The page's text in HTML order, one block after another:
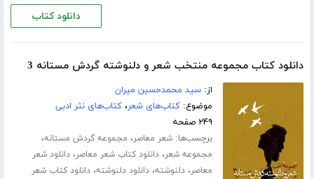
دانلود کتاب
دانلود کتاب مجموعه منتخب شعر و دلنوشته گردش مستانه 3
از:سید محمدحسین میران
موضوع:کتاب‌های شعر،کتاب‌های نثر ادبی
۲۴۹ صفحه
برچسب‌ها:شعر معاصر، مجموعه گردش مستانه،
مجموعه شعر،دانلود کتاب شعر معاصر،دانلود شعر
معاصر،دلنوشته،دانلود دلنوشته،دانلود کتاب شعر